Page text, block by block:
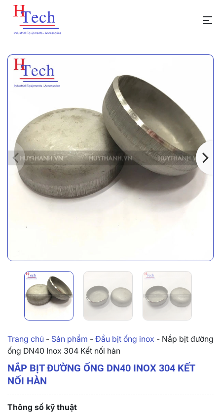
Trang chủ - Sản phẩm - Đầu bịt ống inox - Nắp bịt đường
ống DN40 Inox 304 Kết nối hàn
NẮP BỊT ĐƯỜNG ỐNG DN40 INOX 304 KẾT
NỐI HÀN
Thông số kỹ thuật